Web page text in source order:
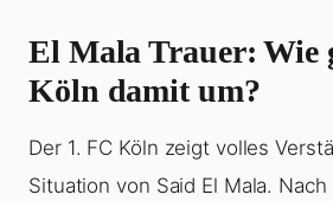
El Mala Trauer: Wie
Köln damit um?
Der 1. FC Köln zeigt volles
Situation von Said El Mala.